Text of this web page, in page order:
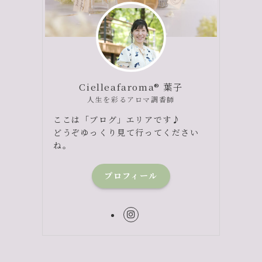
Cielleafaroma® 葉子
人生を彩るアロマ調香師
ここは「ブログ」エリアです♪
どうぞゆっくり見て行ってください
ね。
プロフィール